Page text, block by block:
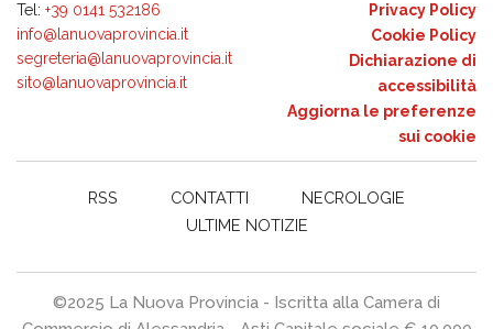
Tel: +39 0141 532186
info@lanuovaprovincia.it
segreteria@lanuovaprovincia.it
sito@lanuovaprovincia.it
Privacy Policy
Cookie Policy
Dichiarazione di
accessibilità
Aggiorna le preferenze
sui cookie
RSS CONTATTI
NECROLOGIE
ULTIME NOTIZIE
©2025 La Nuova Provincia - Iscritta alla Camera di